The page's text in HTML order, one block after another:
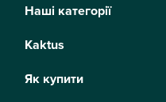
Наші категорії
Kaktus
Як купити